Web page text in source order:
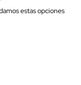
estas opciones